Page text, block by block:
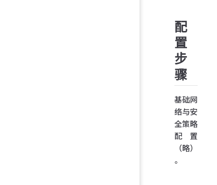
配
置
步
骤
基础网
络与安
全策略
配置
（略）
。